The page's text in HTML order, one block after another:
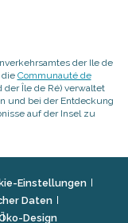
der Ile de
die Communauté de
der Île de Ré) verwaltet
und bei der Entdeckung
auf der Insel zu
Einstellungen
Daten
Design